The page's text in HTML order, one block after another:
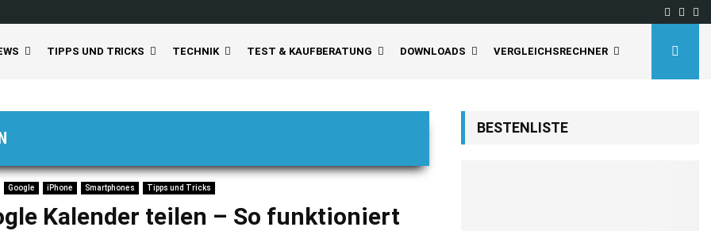
TIPPS UND TRICKS TECHNIK TEST & KAUFBERATUNG DOWNLOADS VERGLEICHSRECHNER
Google iPhone Smartphones Tipps und Tricks
Kalender teilen – So funktioniert
BESTENLISTE